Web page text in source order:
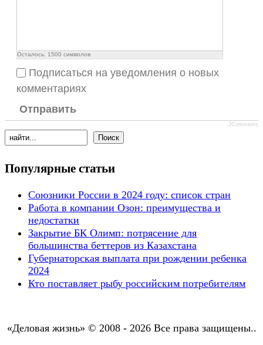
Осталось: 1500 символов
Подписаться на уведомления о новых
комментариях
Отправить
JComments
Популярные статьи
Союзники России в 2024 году: список стран
Работа в компании Озон: преимущества и
недостатки
Закрытие БК Олимп: потрясение для
большинства беттеров из Казахстана
Губернаторская выплата при рождении ребенка
2024
Кто поставляет рыбу российским потребителям
«Деловая жизнь» © 2008 - 2026 Все права защищены..